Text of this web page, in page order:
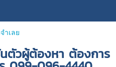
ำเลย
ตัวผู้ต้องหา ต้องการ